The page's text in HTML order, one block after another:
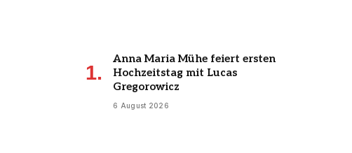
Anna Maria Mühe feiert ersten
Hochzeitstag mit Lucas
Gregorowicz
6 August 2026